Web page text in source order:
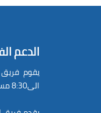
الدعم
الى8:30 مساءا .